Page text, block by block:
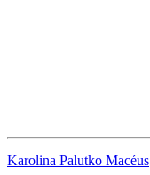
Karolina Palutko Macéus